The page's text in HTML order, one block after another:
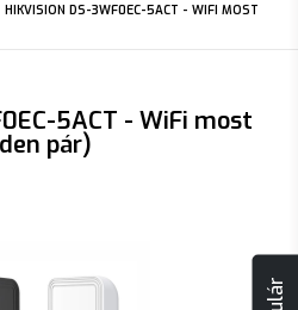
HIKVISION DS-3WF0EC-5ACT - WIFI MOST
5ACT - WiFi most
pár)